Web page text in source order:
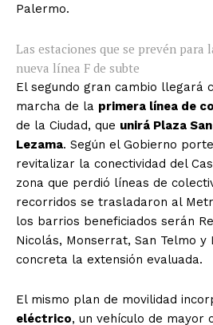
Palermo.
Las estaciones que se prevén para
nueva línea F de subte
El segundo gran cambio llegará
marcha de la primera línea de
de la Ciudad, que unirá Plaza
Lezama. Según el Gobierno
revitalizar la conectividad del
zona que perdió líneas de
recorridos se trasladaron al
los barrios beneficiados serán
Nicolás, Monserrat, San Telmo y
concreta la extensión evaluada.
El mismo plan de movilidad
eléctrico, un vehículo de mayor